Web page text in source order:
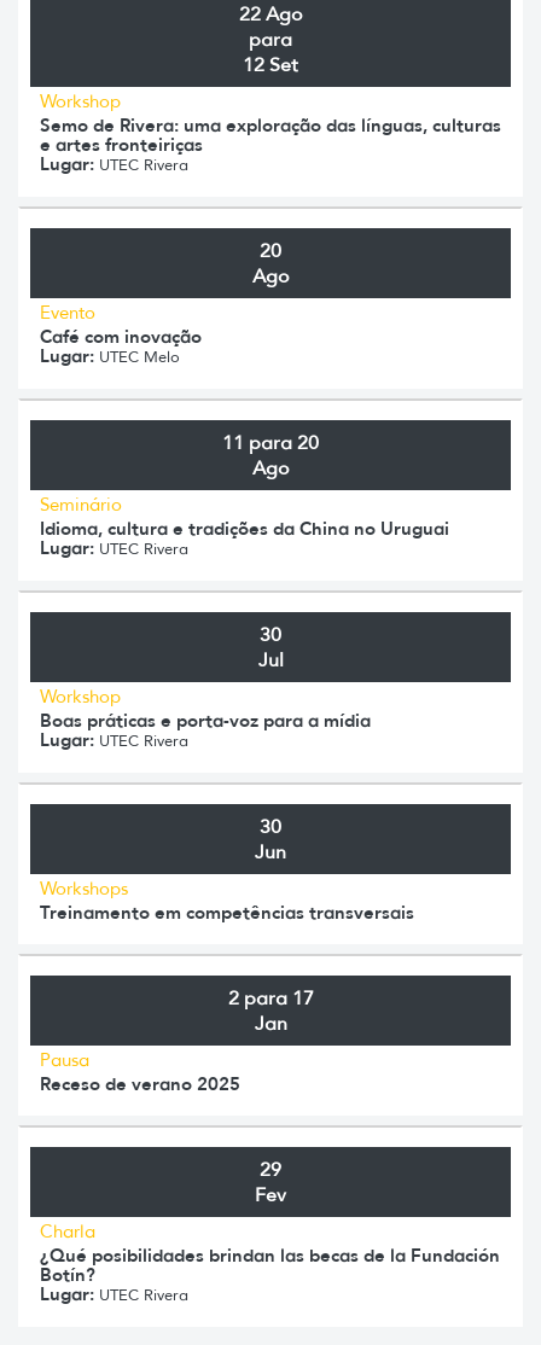
22 Ago
para
12 Set
Workshop
Semo de Rivera: uma exploração das línguas, culturas
e artes fronteiriças
Lugar: UTEC Rivera
20
Ago
Evento
Café com inovação
Lugar: UTEC Melo
11 para 20
Ago
Seminário
Idioma, cultura e tradições da China no Uruguai
Lugar: UTEC Rivera
30
Jul
Workshop
Boas práticas e porta-voz para a mídia
Lugar: UTEC Rivera
30
Jun
Workshops
Treinamento em competências transversais
2 para 17
Jan
Pausa
Receso de verano 2025
29
Fev
Charla
¿Qué posibilidades brindan las becas de la Fundación
Botín?
Lugar: UTEC Rivera